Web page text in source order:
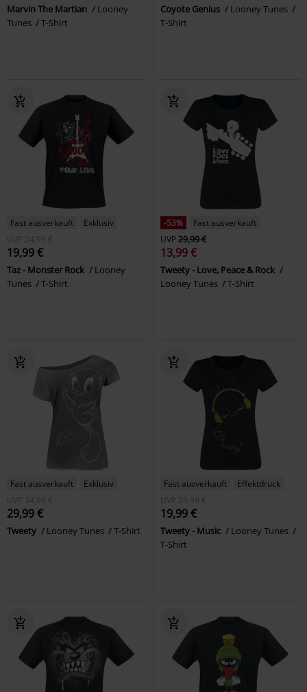
Marvin The Martian
Looney
Tunes
T-Shirt
Coyote Genius
Looney Tunes
T-Shirt
Fast ausverkauft
Exklusiv
UVP
24,99 €
19,99 €
Taz - Monster Rock
Looney
Tunes
T-Shirt
-53%
Fast ausverkauft
UVP29,99 €
13,99 €
Tweety - Love, Peace & Rock
Looney Tunes
T-Shirt
Fast ausverkauft
Exklusiv
UVP
34,99 €
29,99 €
Tweety Looney Tunes T-Shirt
Fast ausverkauft
Effektdruck
UVP
29,99 €
19,99 €
Tweety - Music
Looney Tunes
T-Shirt